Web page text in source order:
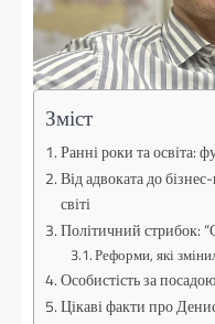
Зміст
Ранні роки та освіта:
Від адвоката до
світі
Політичний стрибок:
Реформи, які
Особистість за
Цікаві факти про